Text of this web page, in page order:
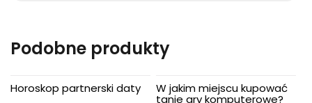
Podobne produkty
Horoskop partnerski daty W jakim miejscu kupować
tanie gry komputerowe?